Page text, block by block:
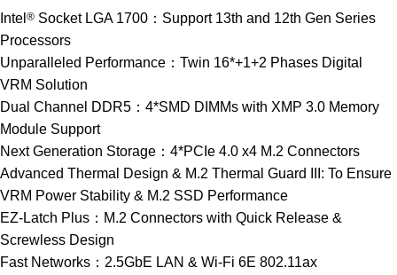
Intel ® Socket LGA 1700：Support 13th and 12th Gen Series
Processors
Unparalleled Performance：Twin 16*+1+2 Phases Digital
VRM Solution
Dual Channel DDR5：4*SMD DIMMs with XMP 3.0 Memory
Module Support
Next Generation Storage：4*PCIe 4.0 x4 M.2 Connectors
Advanced Thermal Design & M.2 Thermal Guard III: To Ensure
VRM Power Stability & M.2 SSD Performance
EZ-Latch Plus：M.2 Connectors with Quick Release &
Screwless Design
Fast Networks：2.5GbE LAN & Wi-Fi 6E 802.11ax